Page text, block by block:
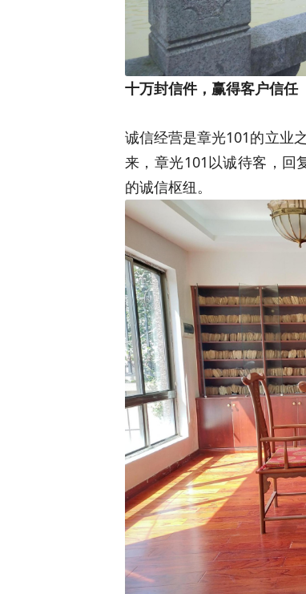
州
十万封信件，赢得客户信任
诚信经营是章光101的立业
来，章光101以诚待客，回
的诚信枢纽。